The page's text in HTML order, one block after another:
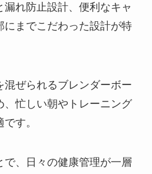
れ防止設計、便利なキャ
にまでこだわった設計が特
混ぜられるブレンダーボー
、忙しい朝やトレーニング
す。
で、日々の健康管理が一層